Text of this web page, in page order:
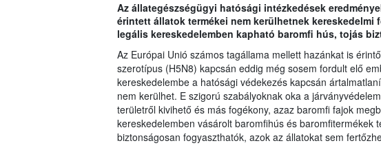
Az állategészségügyi hatósági intézkedések
érintett állatok termékei nem kerülhetnek kereskedelmi
legális kereskedelemben kapható baromfi hús, tojás
Az Európai Unió számos tagállama mellett hazánkat is
szerotípus (H5N8) kapcsán eddig még sosem fordult elő
kereskedelembe a hatósági védekezés kapcsán
nem kerülhet. E szigorú szabályoknak oka a
területről kivihető és más fogékony, azaz baromfi fajok
kereskedelemben vásárolt baromfihús és baromfitermékek
biztonságosan fogyaszthatók, azok az állatokat sem